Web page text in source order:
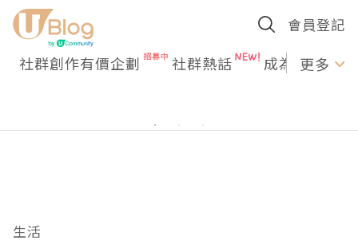
會員登記
社群創作有價企劃 社群熱話 成為U更多
生活